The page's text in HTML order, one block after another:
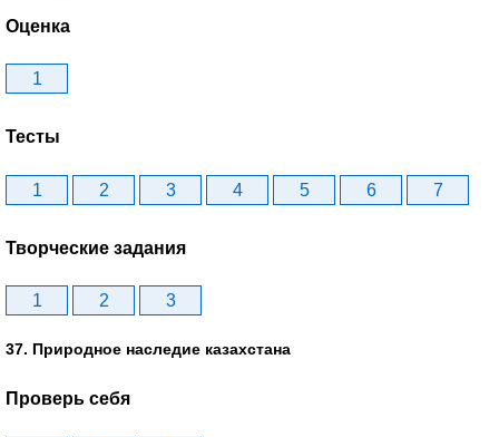
Оценка
1
Тесты
1 2 3 4 5 6 7
Творческие задания
1 2 3
37. Природное наследие казахстана
Проверь себя